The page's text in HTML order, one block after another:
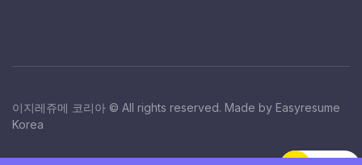
이지레쥬메 코리아 © All rights reserved. Made by Easyresume
Korea